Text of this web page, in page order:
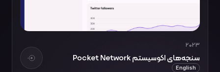
2023
سنجه‌های اکوسیستم Pocket Network
English